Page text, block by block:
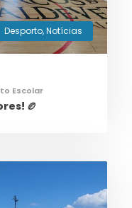
Desporto,Notícias
Escolar
🏉